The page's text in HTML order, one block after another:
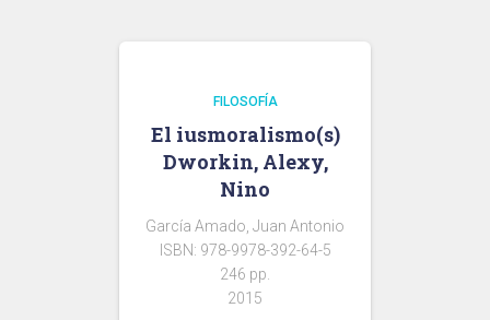
FILOSOFÍA
El iusmoralismo(s)
Dworkin, Alexy,
Nino
García Amado, Juan Antonio
ISBN: 978-9978-392-64-5
246 pp.
2015